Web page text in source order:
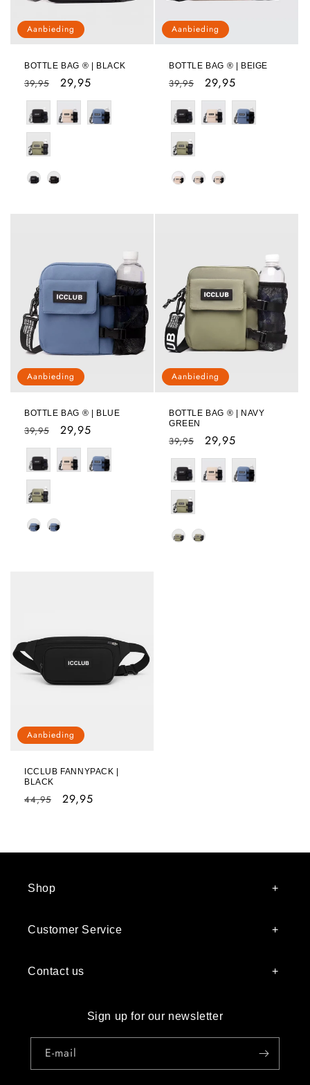
Aanbieding
BOTTLE BAG ® | BLACK
Normale
prijs
39,95 Aanbiedingsprijs
29,95
Strap Kleur
Aanbieding
BOTTLE BAG ® | BEIGE
Normale
prijs
39,95 Aanbiedingsprijs
29,95
Strap Kleur
Aanbieding
BOTTLE BAG ® | BLUE
Normale
prijs
39,95 Aanbiedingsprijs
29,95
Strap Kleur
Aanbieding
BOTTLE BAG ® | NAVY
GREEN
Normale
prijs
39,95 Aanbiedingsprijs
29,95
Strap Kleur
Aanbieding
ICCLUB FANNYPACK |
BLACK
Normale
44,95 Aanbiedingsprijs
29,95
Shop
Customer Service
Contact us
Sign up for our newsletter
E‑mail